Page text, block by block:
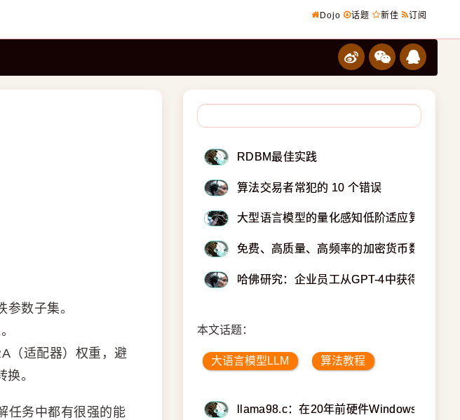
Dojo 话题 新佳 订阅
数子集。
（适配器）权重，避
。
任务中都有很强的能
RDBM最佳实践
算法交易者常犯的 10 个错误
大型语言模型的量化感知低阶适应算法
免费、高质量、高频率的加密货币数据
哈佛研究：企业员工从GPT-4中获得40%的
本文话题：
大语言模型LLM 算法教程
llama98.c：在20年前硬件Windows 98上运